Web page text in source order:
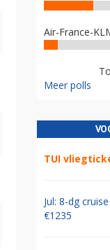
Air-France-
Meer polls
TUI
Jul: 8-dg
€1235